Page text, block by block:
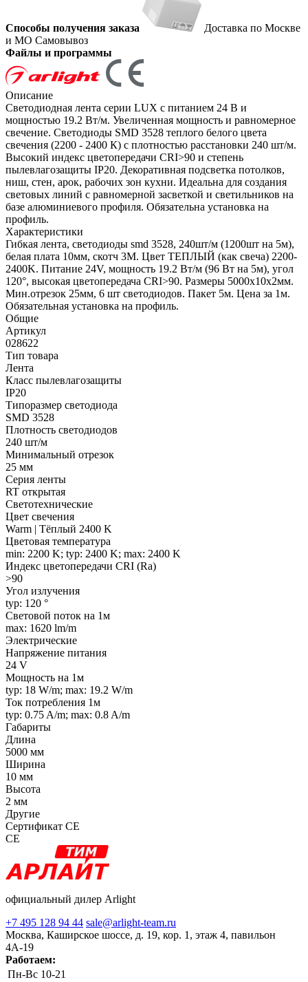
Способы получения заказа
Доставка по Москве
и МО Самовывоз
Файлы и программы
Описание
Светодиодная лента серии LUX с питанием 24 В и
мощностью 19.2 Вт/м. Увеличенная мощность и равномерное
свечение. Светодиоды SMD 3528 теплого белого цвета
свечения (2200 - 2400 К) с плотностью расстановки 240 шт/м.
Высокий индекс цветопередачи CRI>90 и степень
пылевлагозащиты IP20. Декоративная подсветка потолков,
ниш, стен, арок, рабочих зон кухни. Идеальна для создания
световых линий с равномерной засветкой и светильников на
базе алюминиевого профиля. Обязательна установка на
профиль.
Характеристики
Гибкая лента, светодиоды smd 3528, 240шт/м (1200шт на 5м),
белая плата 10мм, скотч 3М. Цвет ТЕПЛЫЙ (как свеча) 2200-
2400K. Питание 24V, мощность 19.2 Вт/м (96 Вт на 5м), угол
120°, высокая цветопередача CRI>90. Размеры 5000х10x2мм.
Мин.отрезок 25мм, 6 шт светодиодов. Пакет 5м. Цена за 1м.
Обязательная установка на профиль.
Общие
Артикул
028622
Тип товара
Лента
Класс пылевлагозащиты
IP20
Типоразмер светодиода
SMD 3528
Плотность светодиодов
240 шт/м
Минимальный отрезок
25 мм
Серия ленты
RT открытая
Светотехнические
Цвет свечения
Warm | Тёплый 2400 K
Цветовая температура
min: 2200 K; typ: 2400 K; max: 2400 K
Индекс цветопередачи CRI (Ra)
>90
Угол излучения
typ: 120 °
Световой поток на 1м
max: 1620 lm/m
Электрические
Напряжение питания
24 V
Мощность на 1м
typ: 18 W/m; max: 19.2 W/m
Ток потребления 1м
typ: 0.75 A/m; max: 0.8 A/m
Габариты
Длина
5000 мм
Ширина
10 мм
Высота
2 мм
Другие
Сертификат CE
CE
официальный дилер Arlight
+7 495 128 94 44 sale@arlight-team.ru
Москва, Каширское шоссе, д. 19, кор. 1, этаж 4, павильон
4А-19
Работаем:
Пн-Вс 10-21